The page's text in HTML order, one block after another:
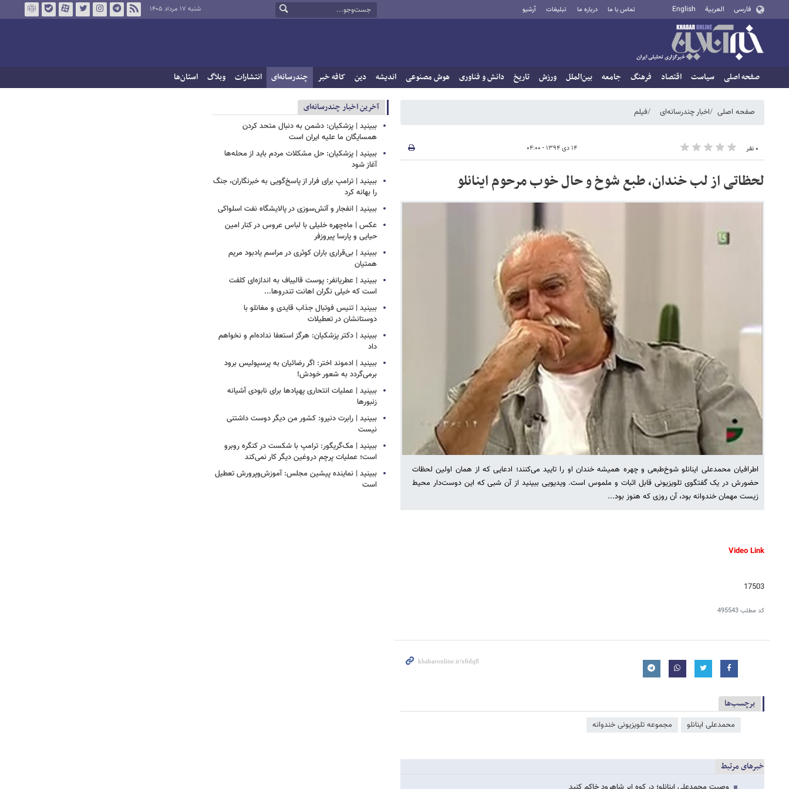
فارسی العربية English تماس با ما درباره ما تبلیغات آرشیو شنبه ۱۷ مرداد ۱۴۰۵
صفحه اصلی سیاست اقتصاد فرهنگ جامعه بین‌الملل ورزش تاریخ دانش و فناوری هوش مصنوعی اندیشه دین کافه خبر چندرسانه‌ای انتشارات وبلاگ استان‌ها
صفحه اصلی اخبار چندرسانه‌ای فیلم
۰ نفر ۱۴ دی ۱۳۹۴ - ۰۴:۰۰
لحظاتی از لب خندان، طبع شوخ و حال خوب مرحوم اینانلو
اطرافیان محمدعلی اینانلو شوخ‌طبعی و چهره همیشه خندان او را تایید می‌کنند؛ ادعایی که از همان اولین لحظات
حضورش در یک گفتگوی تلویزیونی قابل اثبات و ملموس است. ویدیویی ببینید از آن شبی که این دوست‌دار محیط
زیست مهمان خندوانه بود، آن روزی که هنوز بود...
Video Link
17503
کد مطلب495543
برچسب‌ها
محمدعلی اینانلو مجموعه تلویزیونی خندوانه
خبرهای مرتبط
آخرین اخبار چندرسانه‌ای
ببینید | پزشکیان: دشمن به دنبال متحد کردن
همسایگان ما علیه ایران است
ببینید | پزشکیان: حل مشکلات مردم باید از محله‌ها
آغاز شود
ببینید | ترامپ برای فرار از پاسخ‌گویی به خبرنگاران، جنگ
را بهانه کرد
ببینید | انفجار و آتش‌سوزی در پالایشگاه نفت اسلواکی
عکس | ماه‌چهره خلیلی با لباس عروس در کنار امین
حیایی و پارسا پیروزفر
ببینید | بی‌قراری باران کوثری در مراسم یادبود مریم
همتیان
ببینید | عطریانفر: پوست قالیباف به اندازه‌ای کلفت
است که خیلی نگران اهانت تندروها...
ببینید | تنیس فوتبال جذاب قایدی و مغانلو با
دوستانشان در تعطیلات
ببینید | دکتر پزشکیان: هرگز استعفا نداده‌ام و نخواهم
داد
ببینید | ادموند اختر: اگر رضائیان به پرسپولیس برود
برمی‌گردد به شعور خودش!
ببینید | عملیات انتحاری پهپادها برای نابودی آشیانه
زنبورها
ببینید | رابرت دنیرو: کشور من دیگر دوست داشتنی
نیست
ببینید | مک‌گریگور: ترامپ با شکست در کنگره روبرو
است؛ عملیات پرچم دروغین دیگر کار نمی‌کند
ببینید | نماینده پیشین مجلس: آموزش‌وپرورش تعطیل
است